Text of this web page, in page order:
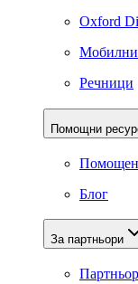
Oxford
Речници
Помощни
Блог
За партньори